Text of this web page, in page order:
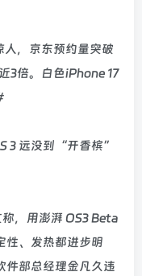
人，京东预约量突破
3倍。白色iPhone 17
3 远没到“开香槟”
，用澎湃 OS3 Beta
性、发热都进步明
件部总经理金凡久违